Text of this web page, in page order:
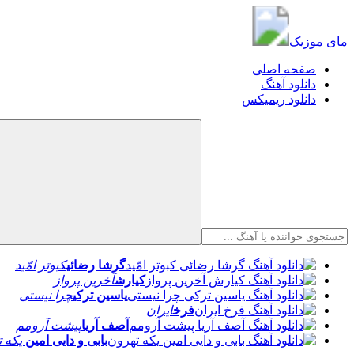
مای موزیک
صفحه اصلی
دانلود آهنگ
دانلود ریمیکس
گرشا رضائیکبوتر امّید
کیارشآخرین پرواز
یاسین ترکیچرا نیستی
فرخایران
آصف آریاپیشت آرومم
بابی و دایی امین یکه